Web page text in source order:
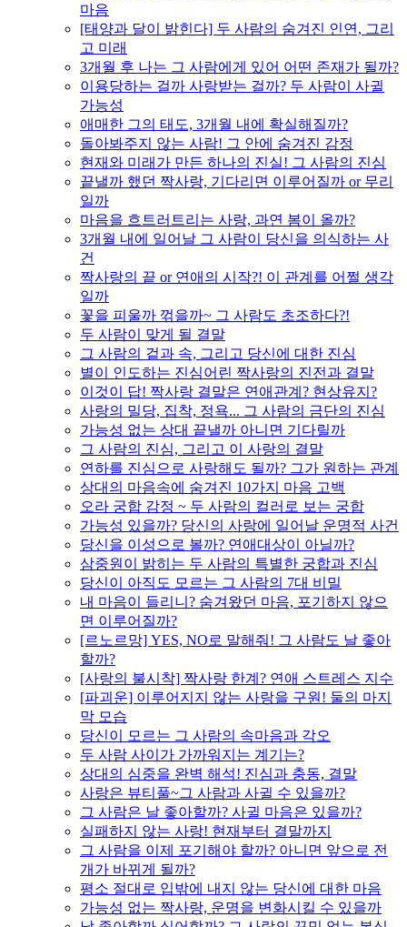
마음
[태양과 달이 밝힌다] 두 사람의 숨겨진 인연, 그리
고 미래
3개월 후 나는 그 사람에게 있어 어떤 존재가 될까?
이용당하는 걸까 사랑받는 걸까? 두 사람이 사귈
가능성
애매한 그의 태도, 3개월 내에 확실해질까?
돌아봐주지 않는 사람! 그 안에 숨겨진 감정
현재와 미래가 만든 하나의 진실! 그 사람의 진심
끝낼까 했던 짝사랑, 기다리면 이루어질까 or 무리
일까
마음을 흐트러트리는 사랑, 과연 봄이 올까?
3개월 내에 일어날 그 사람이 당신을 의식하는 사
건
짝사랑의 끝 or 연애의 시작?! 이 관계를 어쩔 생각
일까
꽃을 피울까 꺾을까~ 그 사람도 초조하다?!
두 사람이 맞게 될 결말
그 사람의 겉과 속, 그리고 당신에 대한 진심
별이 인도하는 진심어린 짝사랑의 진전과 결말
이것이 답! 짝사랑 결말은 연애관계? 현상유지?
사랑의 밀당, 집착, 정욕... 그 사람의 금단의 진심
가능성 없는 상대 끝낼까 아니면 기다릴까
그 사람의 진심, 그리고 이 사랑의 결말
연하를 진심으로 사랑해도 될까? 그가 원하는 관계
상대의 마음속에 숨겨진 10가지 마음 고백
오라 궁합 감정 ~ 두 사람의 컬러로 보는 궁합
가능성 있을까? 당신의 사랑에 일어날 운명적 사건
당신을 이성으로 볼까? 연애대상이 아닐까?
삼중원이 밝히는 두 사람의 특별한 궁합과 진심
당신이 아직도 모르는 그 사람의 7대 비밀
내 마음이 들리니? 숨겨왔던 마음, 포기하지 않으
면 이루어질까?
[르노르망] YES, NO로 말해줘! 그 사람도 날 좋아
할까?
[사랑의 불시착] 짝사랑 한계? 연애 스트레스 지수
[파괴운] 이루어지지 않는 사랑을 구원! 둘의 마지
막 모습
당신이 모르는 그 사람의 속마음과 각오
두 사람 사이가 가까워지는 계기는?
상대의 심중을 완벽 해석! 진심과 충동, 결말
사랑은 뷰티풀~그 사람과 사귈 수 있을까?
그 사람은 날 좋아할까? 사귈 마음은 있을까?
실패하지 않는 사랑! 현재부터 결말까지
그 사람을 이제 포기해야 할까? 아니면 앞으로 전
개가 바뀌게 될까?
평소 절대로 입밖에 내지 않는 당신에 대한 마음
가능성 없는 짝사랑, 운명을 변화시킬 수 있을까